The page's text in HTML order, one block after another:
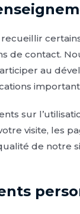
de contact.
au
sur
visite, les
de